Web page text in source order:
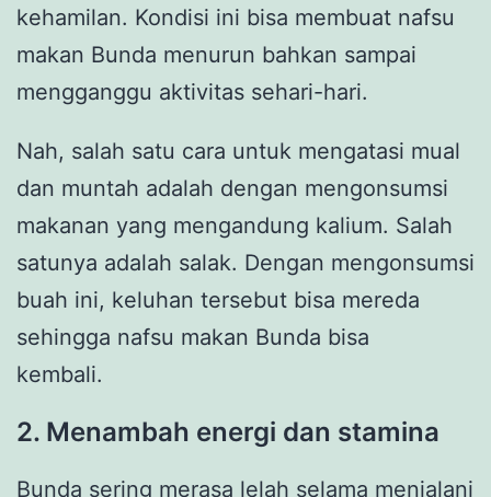
kehamilan. Kondisi ini bisa membuat nafsu
makan Bunda menurun bahkan sampai
mengganggu aktivitas sehari-hari.
Nah, salah satu cara untuk mengatasi mual
dan muntah adalah dengan mengonsumsi
makanan yang mengandung kalium. Salah
satunya adalah salak. Dengan mengonsumsi
buah ini, keluhan tersebut bisa mereda
sehingga nafsu makan Bunda bisa
kembali.
2. Menambah energi dan stamina
Bunda sering merasa lelah selama menjalani